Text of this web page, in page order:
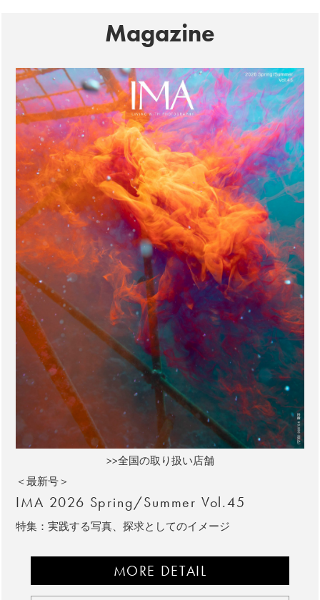
Magazine
>>全国の取り扱い店舗
＜最新号＞
IMA 2026 Spring/Summer Vol.45
特集：実践する写真、探求としてのイメージ
MORE DETAIL